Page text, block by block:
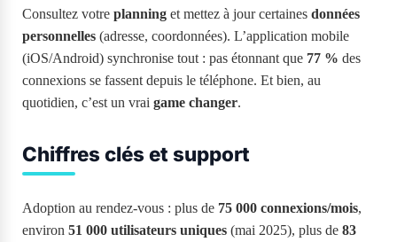
Consultez votre planning et mettez à jour certaines données
personnelles (adresse, coordonnées). L’application mobile
(iOS/Android) synchronise tout : pas étonnant que 77 % des
connexions se fassent depuis le téléphone. Et bien, au
quotidien, c’est un vrai game changer.
Chiffres clés et support
Adoption au rendez-vous : plus de 75 000 connexions/mois,
environ 51 000 utilisateurs uniques (mai 2025), plus de 83